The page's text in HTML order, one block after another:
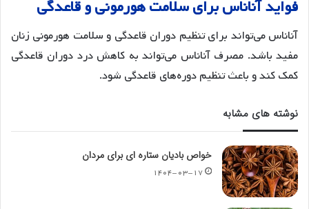
فوایدآناناسبرایسلامتهورمونیوقاعدگی
آناناس می‌تواند برای تنظیم دوران قاعدگی و سلامت هورمونی زنان
مفید باشد. مصرف آناناس می‌تواند به کاهش درد دوران قاعدگی
کمک کند و باعث تنظیم دوره‌های قاعدگی شود.
نوشته های مشابه
خواص بادیان ستاره ای برای مردان
۱۴۰۴-۰۳-۱۷